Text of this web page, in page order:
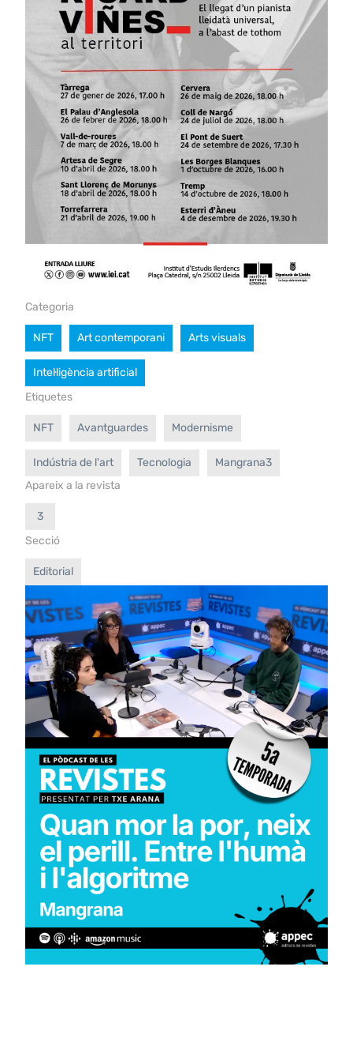
Categoria
NFT Art contemporani Arts visuals
Intel·ligència artificial
Etiquetes
NFT Avantguardes Modernisme
Indústria de l'art Tecnologia
Mangrana3
Apareix a la revista
3
Secció
Editorial